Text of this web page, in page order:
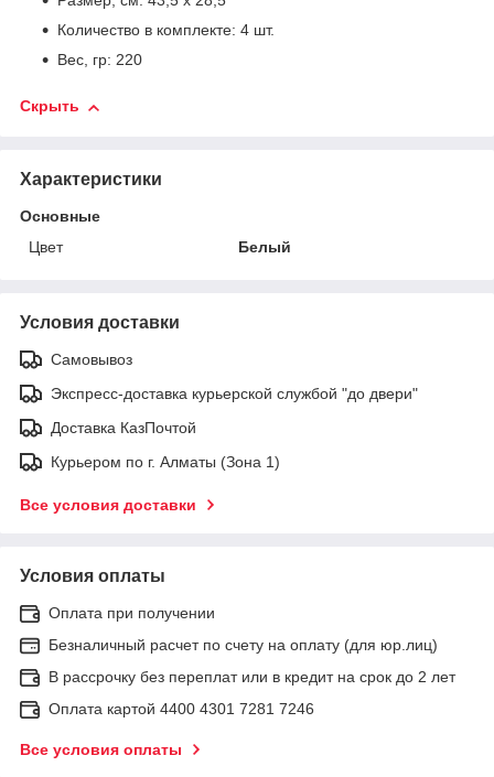
Количество в комплекте: 4 шт.
Вес, гр: 220
Скрыть
Характеристики
Основные
Цвет
Белый
Условия доставки
Самовывоз
Экспресс-доставка курьерской службой "до двери"
Доставка КазПочтой
Курьером по г. Алматы (Зона 1)
Все условия доставки
Условия оплаты
Оплата при получении
Безналичный расчет по счету на оплату (для юр.лиц)
В рассрочку без переплат или в кредит на срок до 2 лет
Оплата картой 4400 4301 7281 7246
Все условия оплаты